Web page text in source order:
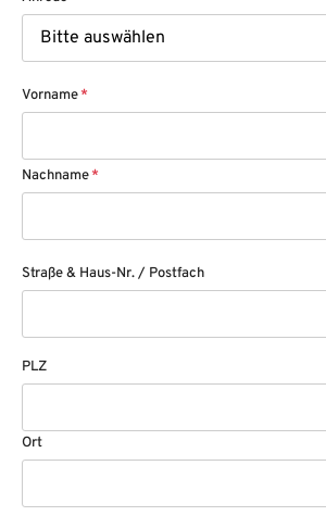
Vorname*
Nachname*
Straße & Haus-Nr. / Postfach
PLZ
Ort